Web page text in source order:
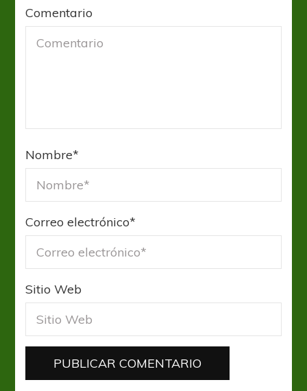
Comentario
Nombre*
Correo electrónico*
Sitio Web